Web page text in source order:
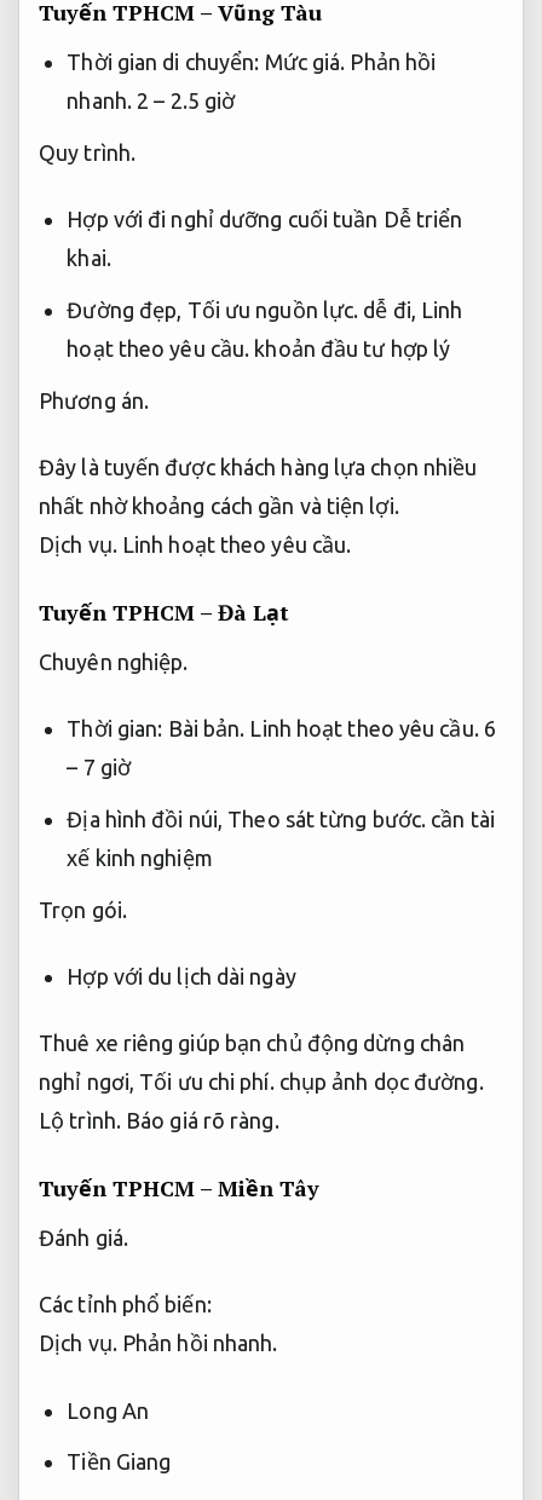
Tuyến TPHCM – Vũng Tàu
Thời gian di chuyển: Mức giá. Phản hồi
nhanh. 2 – 2.5 giờ
Quy trình.
Hợp với đi nghỉ dưỡng cuối tuần Dễ triển
khai.
Đường đẹp, Tối ưu nguồn lực. dễ đi, Linh
hoạt theo yêu cầu. khoản đầu tư hợp lý
Phương án.
Đây là tuyến được khách hàng lựa chọn nhiều
nhất nhờ khoảng cách gần và tiện lợi.
Dịch vụ. Linh hoạt theo yêu cầu.
Tuyến TPHCM – Đà Lạt
Chuyên nghiệp.
Thời gian: Bài bản. Linh hoạt theo yêu cầu.6
– 7 giờ
Địa hình đồi núi, Theo sát từng bước. cần tài
xế kinh nghiệm
Trọn gói.
Hợp với du lịch dài ngày
Thuê xe riêng giúp bạn chủ động dừng chân
nghỉ ngơi, Tối ưu chi phí.chụp ảnh dọc đường.
Lộ trình. Báo giá rõ ràng.
Tuyến TPHCM – Miền Tây
Đánh giá.
Các tỉnh phổ biến:
Dịch vụ. Phản hồi nhanh.
Long An
Tiền Giang